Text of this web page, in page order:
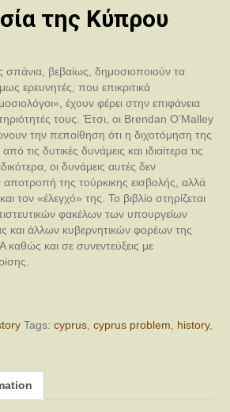
της Κύπρου
σπάνια, βεβαίως, δημοσιοποιούν τα
ερευνητές, που επικριτικά
έχουν φέρει στην επιφάνεια
τους. Έτσι, οι Brendan O’Malley
την πεποίθηση ότι η διχοτόμηση της
τις δυτικές δυνάμεις και ιδιαίτερα τις
οι δυνάμεις αυτές δεν
αποτροπή της τούρκικης εισβολής, αλλά
τον «έλεγχό» της. Το βιβλίο στηρίζεται
φακέλων των υπουργείων
και άλλων κυβερνητικών φορέων της
καθώς και σε συνεντεύξεις με
Tags: cyprus cyprus problem history,